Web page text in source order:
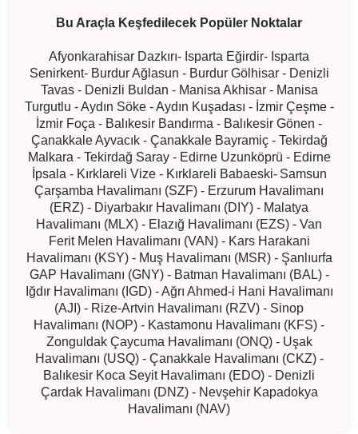
Bu Araçla Keşfedilecek Popüler Noktalar
Afyonkarahisar Dazkırı- Isparta Eğirdir- Isparta
Senirkent- Burdur Ağlasun - Burdur Gölhisar - Denizli
Tavas - Denizli Buldan - Manisa Akhisar - Manisa
Turgutlu - Aydın Söke - Aydın Kuşadası - İzmir Çeşme -
İzmir Foça - Balıkesir Bandırma - Balıkesir Gönen -
Çanakkale Ayvacık - Çanakkale Bayramiç - Tekirdağ
Malkara - Tekirdağ Saray - Edirne Uzunköprü - Edirne
İpsala - Kırklareli Vize - Kırklareli Babaeski- Samsun
Çarşamba Havalimanı (SZF) - Erzurum Havalimanı
(ERZ) - Diyarbakır Havalimanı (DIY) - Malatya
Havalimanı (MLX) - Elazığ Havalimanı (EZS) - Van
Ferit Melen Havalimanı (VAN) - Kars Harakani
Havalimanı (KSY) - Muş Havalimanı (MSR) - Şanlıurfa
GAP Havalimanı (GNY) - Batman Havalimanı (BAL) -
Iğdır Havalimanı (IGD) - Ağrı Ahmed-i Hani Havalimanı
(AJI) - Rize-Artvin Havalimanı (RZV) - Sinop
Havalimanı (NOP) - Kastamonu Havalimanı (KFS) -
Zonguldak Çaycuma Havalimanı (ONQ) - Uşak
Havalimanı (USQ) - Çanakkale Havalimanı (CKZ) -
Balıkesir Koca Seyit Havalimanı (EDO) - Denizli
Çardak Havalimanı (DNZ) - Nevşehir Kapadokya
Havalimanı (NAV)